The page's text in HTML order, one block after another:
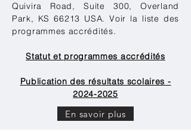
Quivira Road, Suite 300, Overland
Park, KS 66213 USA. Voir la liste des
programmes accrédités.
Statut et programmes accrédités
Publication des résultats scolaires -
2024-2025
En savoir plus